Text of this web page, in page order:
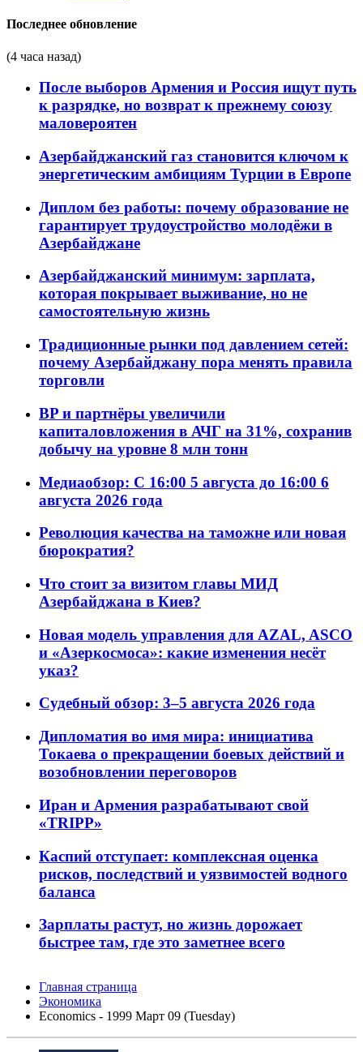
Последнее обновление
(4 часа назад)
После выборов Армения и Россия ищут путь
к разрядке, но возврат к прежнему союзу
маловероятен
Азербайджанский газ становится ключом к
энергетическим амбициям Турции в Европе
Диплом без работы: почему образование не
гарантирует трудоустройство молодёжи в
Азербайджане
Азербайджанский минимум: зарплата,
которая покрывает выживание, но не
самостоятельную жизнь
Традиционные рынки под давлением сетей:
почему Азербайджану пора менять правила
торговли
BP и партнёры увеличили
капиталовложения в АЧГ на 31%, сохранив
добычу на уровне 8 млн тонн
Медиаобзор: С 16:00 5 августа до 16:00 6
августа 2026 года
Революция качества на таможне или новая
бюрократия?
Что стоит за визитом главы МИД
Азербайджана в Киев?
Новая модель управления для AZAL, ASCO
и «Азеркосмоса»: какие изменения несёт
указ?
Судебный обзор: 3–5 августа 2026 года
Дипломатия во имя мира: инициатива
Токаева о прекращении боевых действий и
возобновлении переговоров
Иран и Армения разрабатывают свой
«TRIPP»
Каспий отступает: комплексная оценка
рисков, последствий и уязвимостей водного
баланса
Зарплаты растут, но жизнь дорожает
быстрее там, где это заметнее всего
Главная страница
Экономика
Economics - 1999 Март 09 (Tuesday)